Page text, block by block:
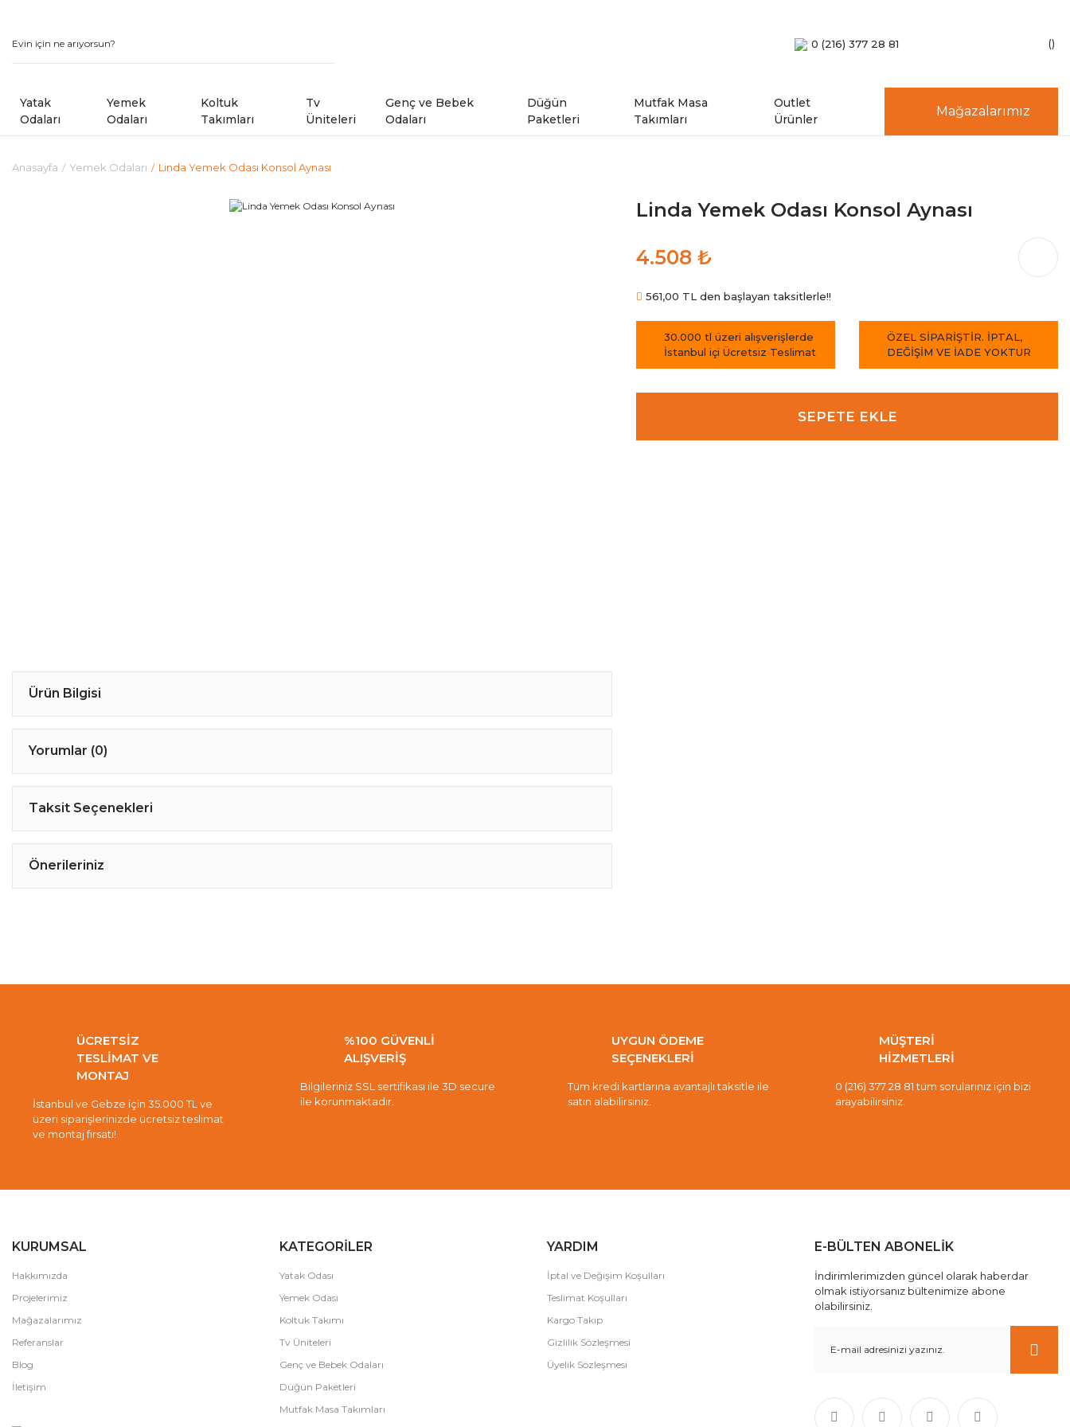
0 (216) 377 28 81
Yatak
Odaları
Yemek
Odaları
Koltuk
Takımları
Tv
Üniteleri
Genç ve Bebek
Odaları
Düğün
Paketleri
Mutfak Masa
Takımları
Outlet
Ürünler
Mağazalarımız
Anasayfa Yemek Odaları Linda Yemek Odası Konsol Aynası
Linda Yemek Odası Konsol Aynası
4.508 ₺
561,00 TL den başlayan taksitlerle!!
30.000 tl üzeri alışverişlerde
İstanbul içi Ücretsiz Teslimat
ÖZEL SİPARİŞTİR. İPTAL,
DEĞİŞİM VE İADE YOKTUR
SEPETE EKLE
Ürün Bilgisi
Yorumlar (0)
Taksit Seçenekleri
Önerileriniz
ÜCRETSİZ
TESLİMAT VE
MONTAJ
İstanbul ve Gebze için 35.000 TL ve
üzeri siparişlerinizde ücretsiz teslimat
ve montaj fırsatı!
%100 GÜVENLİ
ALIŞVERİŞ
Bilgileriniz SSL sertifikası ile 3D secure
ile korunmaktadır.
UYGUN ÖDEME
SEÇENEKLERİ
Tüm kredi kartlarına avantajlı taksitle ile
satın alabilirsiniz.
MÜŞTERİ
HİZMETLERİ
0 (216) 377 28 81 tüm sorularınız için bizi
arayabilirsiniz.
KURUMSAL
Hakkımızda
Projelerimiz
Mağazalarımız
Referanslar
Blog
İletişim
KATEGORİLER
Yatak Odası
Yemek Odası
Koltuk Takımı
Tv Üniteleri
Genç ve Bebek Odaları
Düğün Paketleri
Mutfak Masa Takımları
YARDIM
İptal ve Değişim Koşulları
Teslimat Koşulları
Kargo Takip
Gizlilik Sözleşmesi
Üyelik Sözleşmesi
E-BÜLTEN ABONELİK
İndirimlerimizden güncel olarak haberdar
olmak istiyorsanız bültenimize abone
olabilirsiniz.